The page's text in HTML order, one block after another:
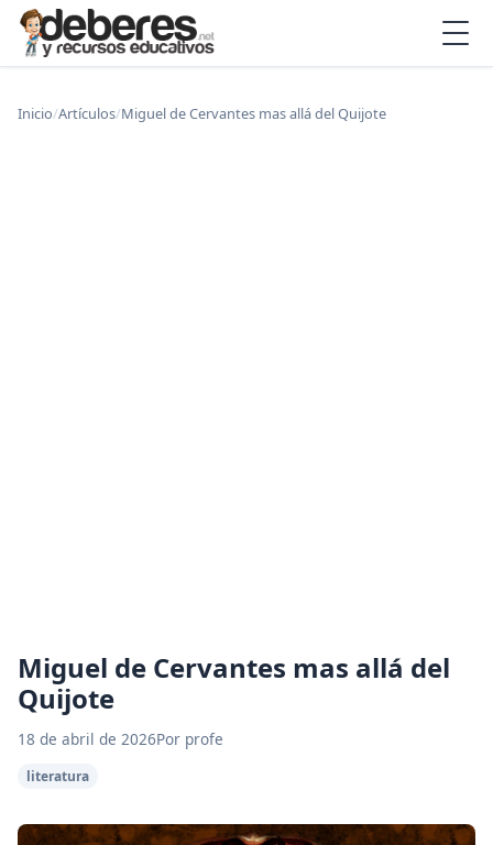
Inicio/Artículos/Miguel de Cervantes mas allá del Quijote
Miguel de Cervantes mas allá del
Quijote
18 de abril de 2026Por profe
literatura